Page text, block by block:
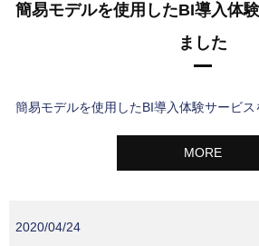
簡易モデルを使用したBI導入体
ました
簡易モデルを使用したBI導入体験サービス
MORE
2020/04/24